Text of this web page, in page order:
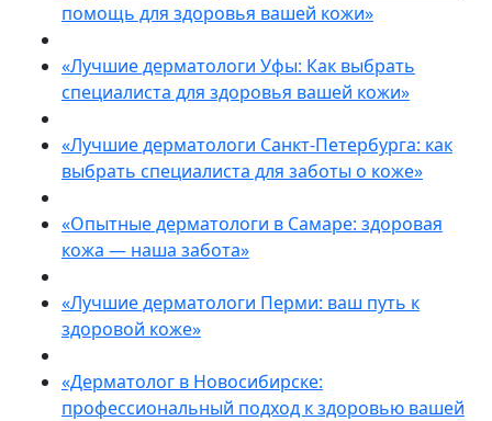
помощь для здоровья вашей кожи»
«Лучшие дерматологи Уфы: Как выбрать
специалиста для здоровья вашей кожи»
«Лучшие дерматологи Санкт-Петербурга: как
выбрать специалиста для заботы о коже»
«Опытные дерматологи в Самаре: здоровая
кожа — наша забота»
«Лучшие дерматологи Перми: ваш путь к
здоровой коже»
«Дерматолог в Новосибирске:
профессиональный подход к здоровью вашей